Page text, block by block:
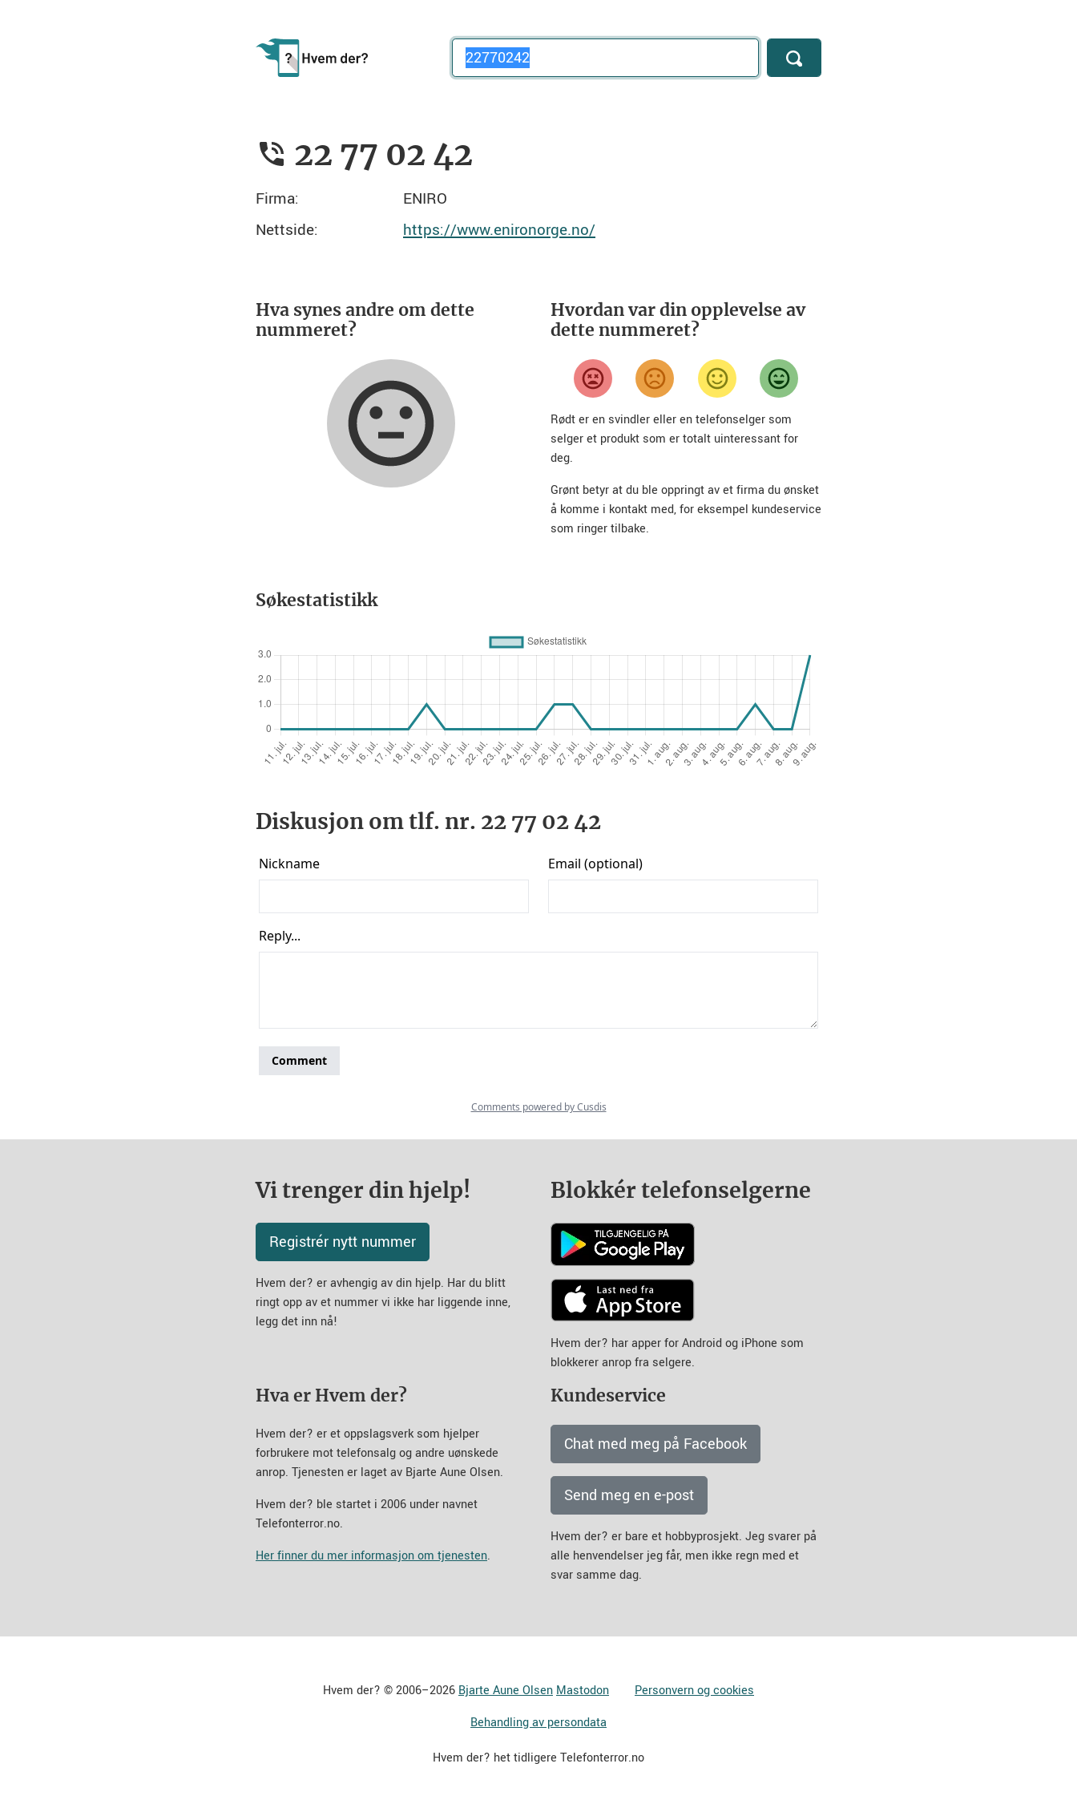
Telefonnummer
22 77 02 42
Firma:
ENIRO
Nettside:
https://www.enironorge.no/
Hva synes andre om dette
nummeret?
Hvordan var din opplevelse av
dette nummeret?
Rødt er en svindler eller en telefonselger som
selger et produkt som er totalt uinteressant for
deg.
Grønt betyr at du ble oppringt av et firma du ønsket
å komme i kontakt med, for eksempel kundeservice
som ringer tilbake.
Søkestatistikk
Diskusjon om tlf. nr. 22 77 02 42
Vi trenger din hjelp!
Registrér nytt nummer
Hvem der? er avhengig av din hjelp. Har du blitt
ringt opp av et nummer vi ikke har liggende inne,
legg det inn nå!
Blokkér telefonselgerne
Hvem der? har apper for Android og iPhone som
blokkerer anrop fra selgere.
Hva er Hvem der?
Hvem der? er et oppslagsverk som hjelper
forbrukere mot telefonsalg og andre uønskede
anrop. Tjenesten er laget av Bjarte Aune Olsen.
Hvem der? ble startet i 2006 under navnet
Telefonterror.no.
Her finner du mer informasjon om tjenesten.
Kundeservice
Chat med meg på Facebook
Send meg en e-post
Hvem der? er bare et hobbyprosjekt. Jeg svarer på
alle henvendelser jeg får, men ikke regn med et
svar samme dag.
Hvem der? © 2006–2026 Bjarte Aune Olsen Mastodon
Personvern og cookies
Behandling av persondata
Hvem der? het tidligere Telefonterror.no